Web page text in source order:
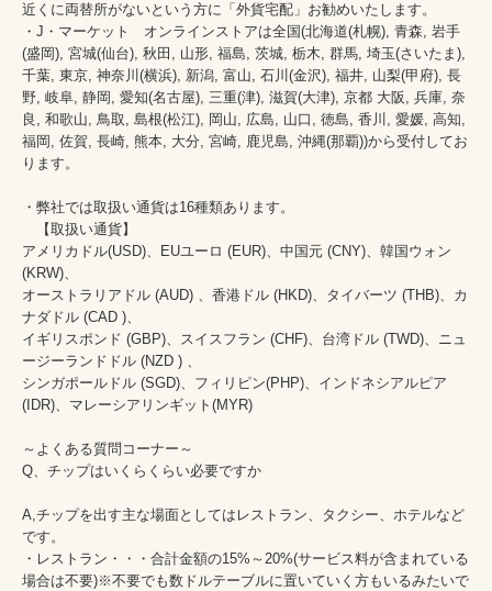
近くに両替所がないという方に「外貨宅配」お勧めいたします。
・J・マーケット　オンラインストアは全国(北海道(札幌), 青森, 岩手
(盛岡), 宮城(仙台), 秋田, 山形, 福島, 茨城, 栃木, 群馬, 埼玉(さいたま),
千葉, 東京, 神奈川(横浜), 新潟, 富山, 石川(金沢), 福井, 山梨(甲府), 長
野, 岐阜, 静岡, 愛知(名古屋), 三重(津), 滋賀(大津), 京都 大阪, 兵庫, 奈
良, 和歌山, 鳥取, 島根(松江), 岡山, 広島, 山口, 徳島, 香川, 愛媛, 高知,
福岡, 佐賀, 長崎, 熊本, 大分, 宮崎, 鹿児島, 沖縄(那覇))から受付してお
ります。
・弊社では取扱い通貨は16種類あります。
【取扱い通貨】
アメリカドル(USD)、EUユーロ (EUR)、中国元 (CNY)、韓国ウォン
(KRW)、
オーストラリアドル (AUD) 、香港ドル (HKD)、タイバーツ (THB)、カ
ナダドル (CAD )、
イギリスポンド (GBP)、スイスフラン (CHF)、台湾ドル (TWD)、ニュ
ージーランドドル (NZD ) 、
シンガポールドル (SGD)、フィリピン(PHP)、インドネシアルピア
(IDR)、マレーシアリンギット(MYR)
～よくある質問コーナー～
Q、チップはいくらくらい必要ですか
A,チップを出す主な場面としてはレストラン、タクシー、ホテルなど
です。
・レストラン・・・合計金額の15%～20%(サービス料が含まれている
場合は不要)※不要でも数ドルテーブルに置いていく方もいるみたいで